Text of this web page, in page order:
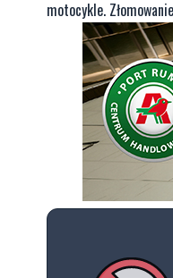
motocykle.